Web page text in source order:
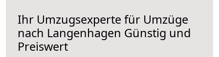
Ihr Umzugsexperte für Umzüge
nach Langenhagen Günstig und
Preiswert